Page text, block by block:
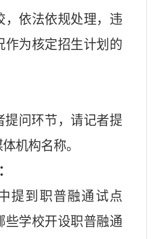
，依法依规处理，违
作为核定招生计划的
提问环节，请记者提
机构名称。
提到职普融通试点
些学校开设职普融通